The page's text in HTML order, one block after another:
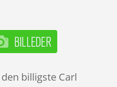
billigste Carl